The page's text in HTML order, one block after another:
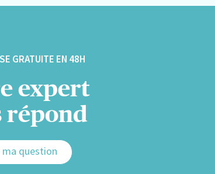
GRATUITE EN 48H
expert
répond
ma question